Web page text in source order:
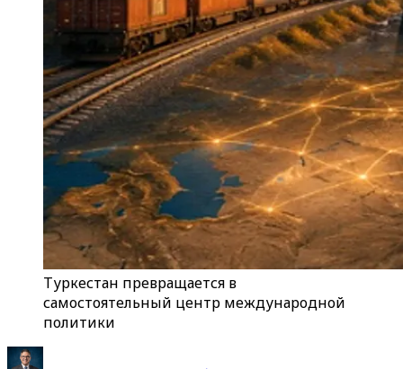
Туркестан превращается в
самостоятельный центр международной
политики